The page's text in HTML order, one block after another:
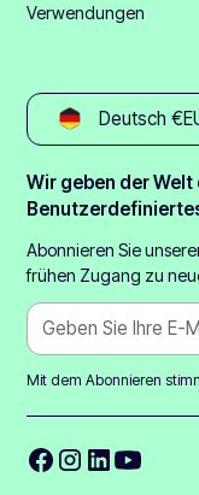
Verwendungen
Deutsch
Wir geben der
Abonnieren Sie
frühen Zugang zu
Mit dem Abonnieren